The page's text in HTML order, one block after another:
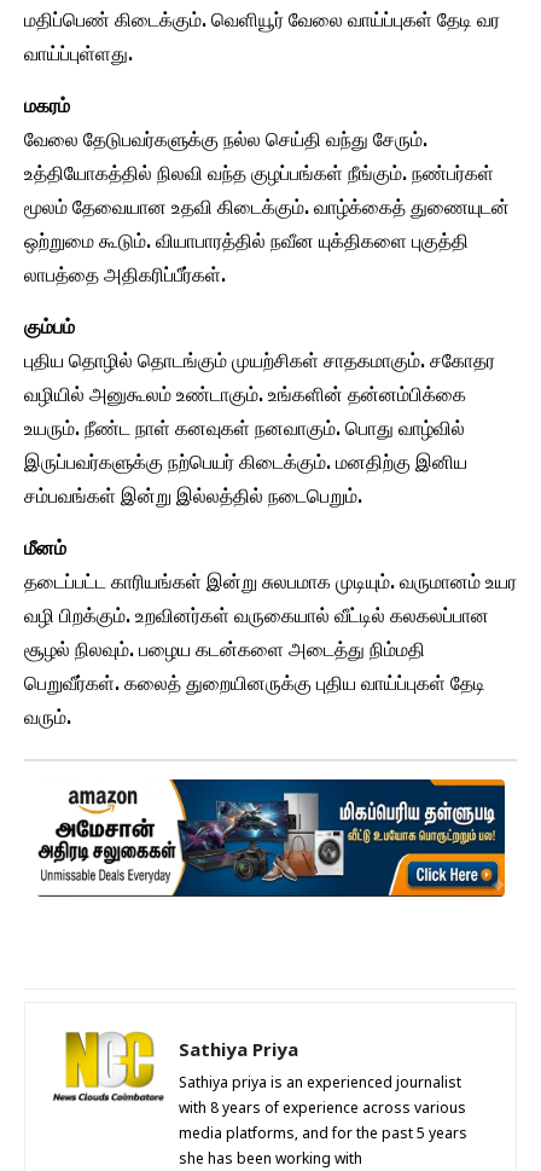
மதிப்பெண் கிடைக்கும். வெளியூர் வேலை வாய்ப்புகள் தேடி வர
வாய்ப்புள்ளது.
மகரம்
வேலை தேடுபவர்களுக்கு நல்ல செய்தி வந்து சேரும்.
உத்தியோகத்தில் நிலவி வந்த குழப்பங்கள் நீங்கும். நண்பர்கள்
மூலம் தேவையான உதவி கிடைக்கும். வாழ்க்கைத் துணையுடன்
ஒற்றுமை கூடும். வியாபாரத்தில் நவீன யுக்திகளை புகுத்தி
லாபத்தை அதிகரிப்பீர்கள்.
கும்பம்
புதிய தொழில் தொடங்கும் முயற்சிகள் சாதகமாகும். சகோதர
வழியில் அனுகூலம் உண்டாகும். உங்களின் தன்னம்பிக்கை
உயரும். நீண்ட நாள் கனவுகள் நனவாகும். பொது வாழ்வில்
இருப்பவர்களுக்கு நற்பெயர் கிடைக்கும். மனதிற்கு இனிய
சம்பவங்கள் இன்று இல்லத்தில் நடைபெறும்.
மீனம்
தடைப்பட்ட காரியங்கள் இன்று சுலபமாக முடியும். வருமானம் உயர
வழி பிறக்கும். உறவினர்கள் வருகையால் வீட்டில் கலகலப்பான
சூழல் நிலவும். பழைய கடன்களை அடைத்து நிம்மதி
பெறுவீர்கள். கலைத் துறையினருக்கு புதிய வாய்ப்புகள் தேடி
வரும்.
Sathiya Priya
Sathiya priya is an experienced journalist
with 8 years of experience across various
media platforms, and for the past 5 years
she has been working with